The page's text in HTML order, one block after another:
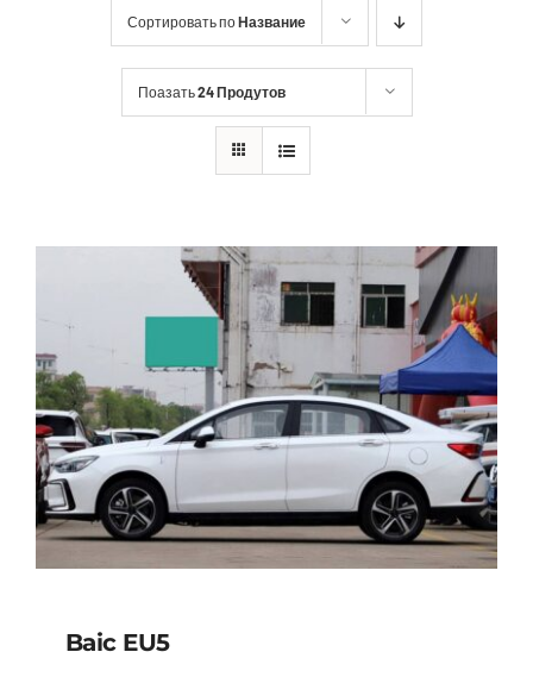
Сортировать поНазвание
Поазать24 Продутов
Baic EU5